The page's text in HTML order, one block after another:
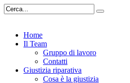
Home
Il Team
Gruppo di lavoro
Contatti
Giustizia riparativa
Cosa è la giustizia